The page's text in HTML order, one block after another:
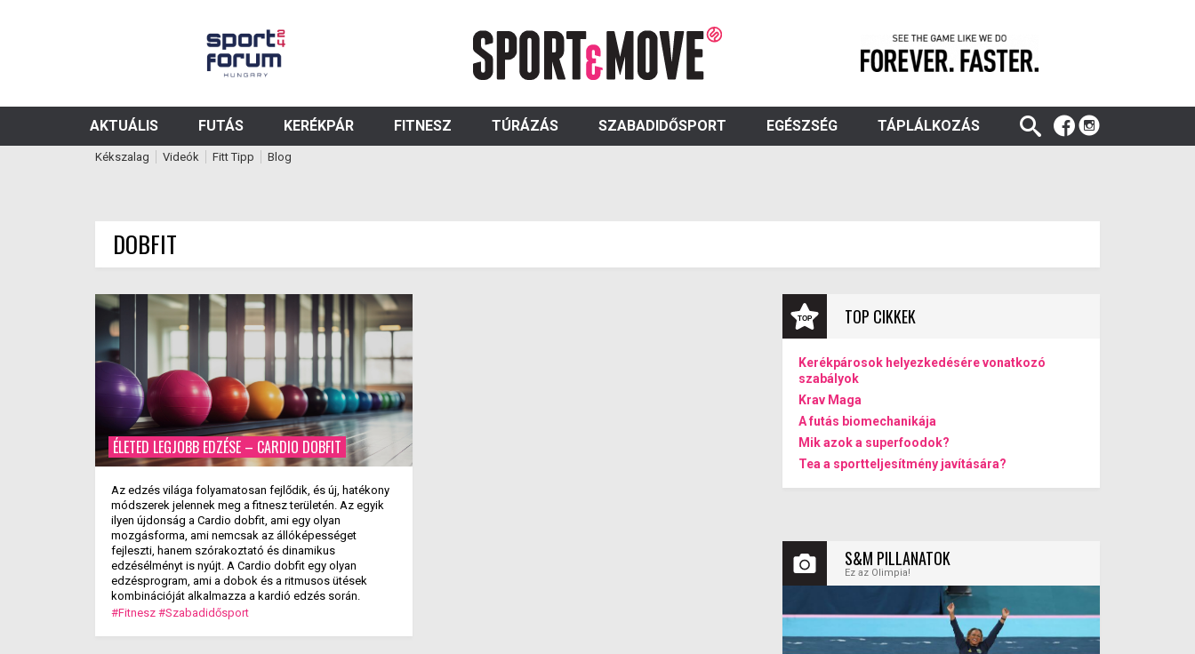
AKTUÁLIS FUTÁS KERÉKPÁR FITNESZ TÚRÁZÁS SZABADIDŐSPORT EGÉSZSÉG TÁPLÁLKOZÁS
Kékszalag Videók Fitt Tipp Blog
DOBFIT
ÉLETED LEGJOBB EDZÉSE – CARDIO DOBFIT
Az edzés világa folyamatosan fejlődik, és új, hatékony
módszerek jelennek meg a fitnesz területén. Az egyik
ilyen újdonság a Cardio dobfit, ami egy olyan
mozgásforma, ami nemcsak az állóképességet
fejleszti, hanem szórakoztató és dinamikus
edzésélményt is nyújt. A Cardio dobfit egy olyan
edzésprogram, ami a dobok és a ritmusos ütések
kombinációját alkalmazza a kardió edzés során.
#Fitnesz #Szabadidősport
TOP CIKKEK
Kerékpárosok helyezkedésére vonatkozó
szabályok
Krav Maga
A futás biomechanikája
Mik azok a superfoodok?
Tea a sportteljesítmény javítására?
S&M PILLANATOK
Ez az Olimpia!